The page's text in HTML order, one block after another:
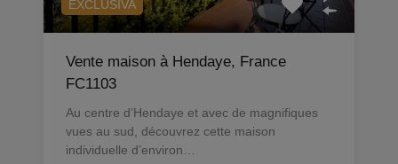
EXCLUSIVA
Vente maison à Hendaye, France
FC1103
Au centre d’Hendaye et avec de magnifiques
vues au sud, découvrez cette maison
individuelle d’environ…